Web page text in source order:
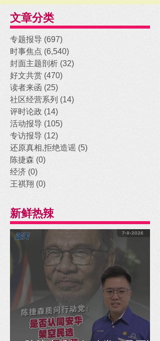
文章分类
专题报导 (697)
时事焦点 (6,540)
封面主题剖析 (32)
好文共赏 (470)
读者来函 (25)
社区经营系列 (14)
评时论政 (14)
活动报导 (105)
专访报导 (12)
还原真相,拒绝造谣 (5)
陈捷森 (0)
经济 (0)
王祺翔 (0)
新鲜热辣